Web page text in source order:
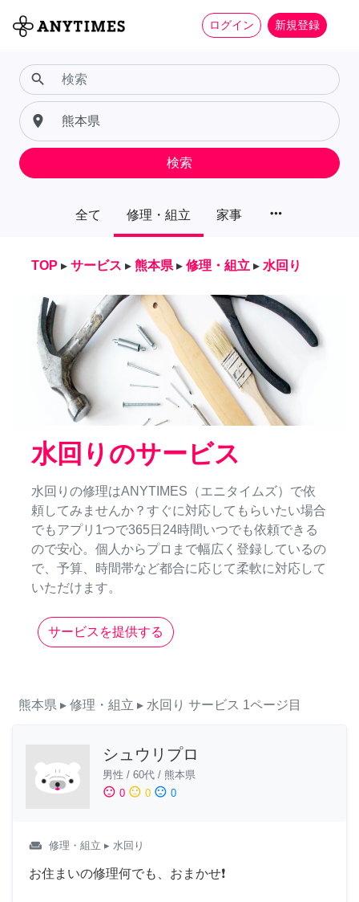
ログイン 新規登録
全て 修理・組立 家事 more_horiz
search
place
検索
TOP ▸ サービス ▸ 熊本県 ▸ 修理・組立 ▸ 水回り
水回りのサービス
水回りの修理はANYTIMES（エニタイムズ）で依
頼してみませんか？すぐに対応してもらいたい場合
でもアプリ1つで365日24時間いつでも依頼できる
ので安心。個人からプロまで幅広く登録しているの
で、予算、時間帯など都合に応じて柔軟に対応して
いただけます。
サービスを提供する
熊本県 ▸ 修理・組立 ▸ 水回り サービス 1ページ目
シュウリプロ
男性 / 60代 / 熊本県
sentiment_satisfied 0 sentiment_neutral 0 sentiment_dissatisfied 0
weekend 修理・組立 ▸ 水回り
お住まいの修理何でも、おまかせ❗️